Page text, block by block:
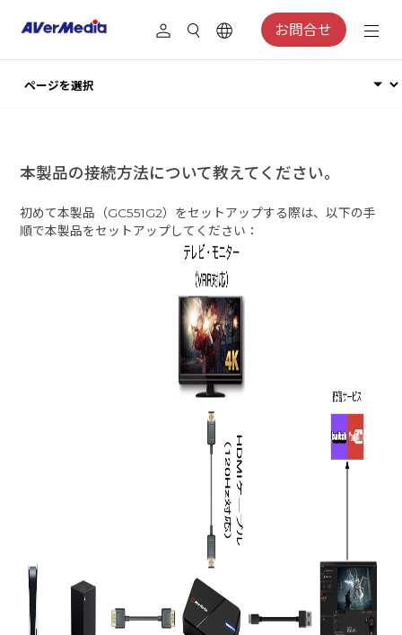
お問合せ
本製品の接続方法について教えてください。
初めて本製品（GC551G2）をセットアップする際は、以下の手
順で本製品をセットアップしてください：